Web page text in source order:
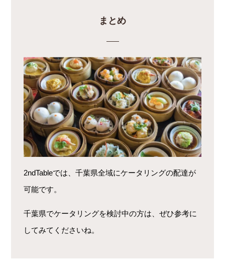
まとめ
2ndTableでは、千葉県全域にケータリングの配達が
可能です。
千葉県でケータリングを検討中の方は、ぜひ参考に
してみてくださいね。